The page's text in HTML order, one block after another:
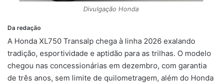
Divulgação Honda
Da redação
A Honda XL750 Transalp chega à linha 2026 exalando
tradição, esportividade e aptidão para as trilhas. O modelo
chegou nas concessionárias em dezembro, com garantia
de três anos, sem limite de quilometragem, além do Honda